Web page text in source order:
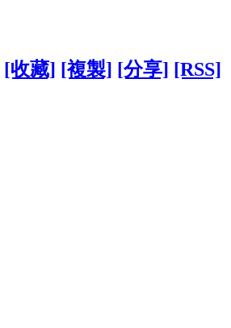
[收藏] [複製] [分享] [RSS]